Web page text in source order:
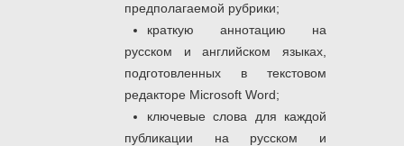
предполагаемой рубрики;
краткую аннотацию на
русском и английском языках,
подготовленных в текстовом
редакторе Microsoft Word;
ключевые слова для каждой
публикации на русском и